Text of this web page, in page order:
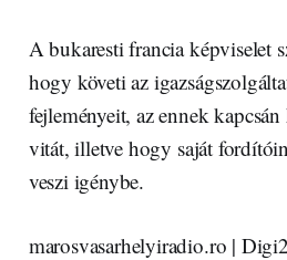
A bukaresti francia képviselet
hogy követi az
fejleményeit, az ennek
vitát, illetve hogy saját
veszi igénybe.
marosvasarhelyiradio.ro |